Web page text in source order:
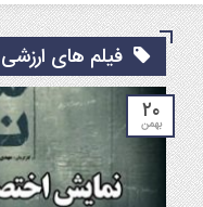
فیلم های ارزشی
۲۰
بهمن